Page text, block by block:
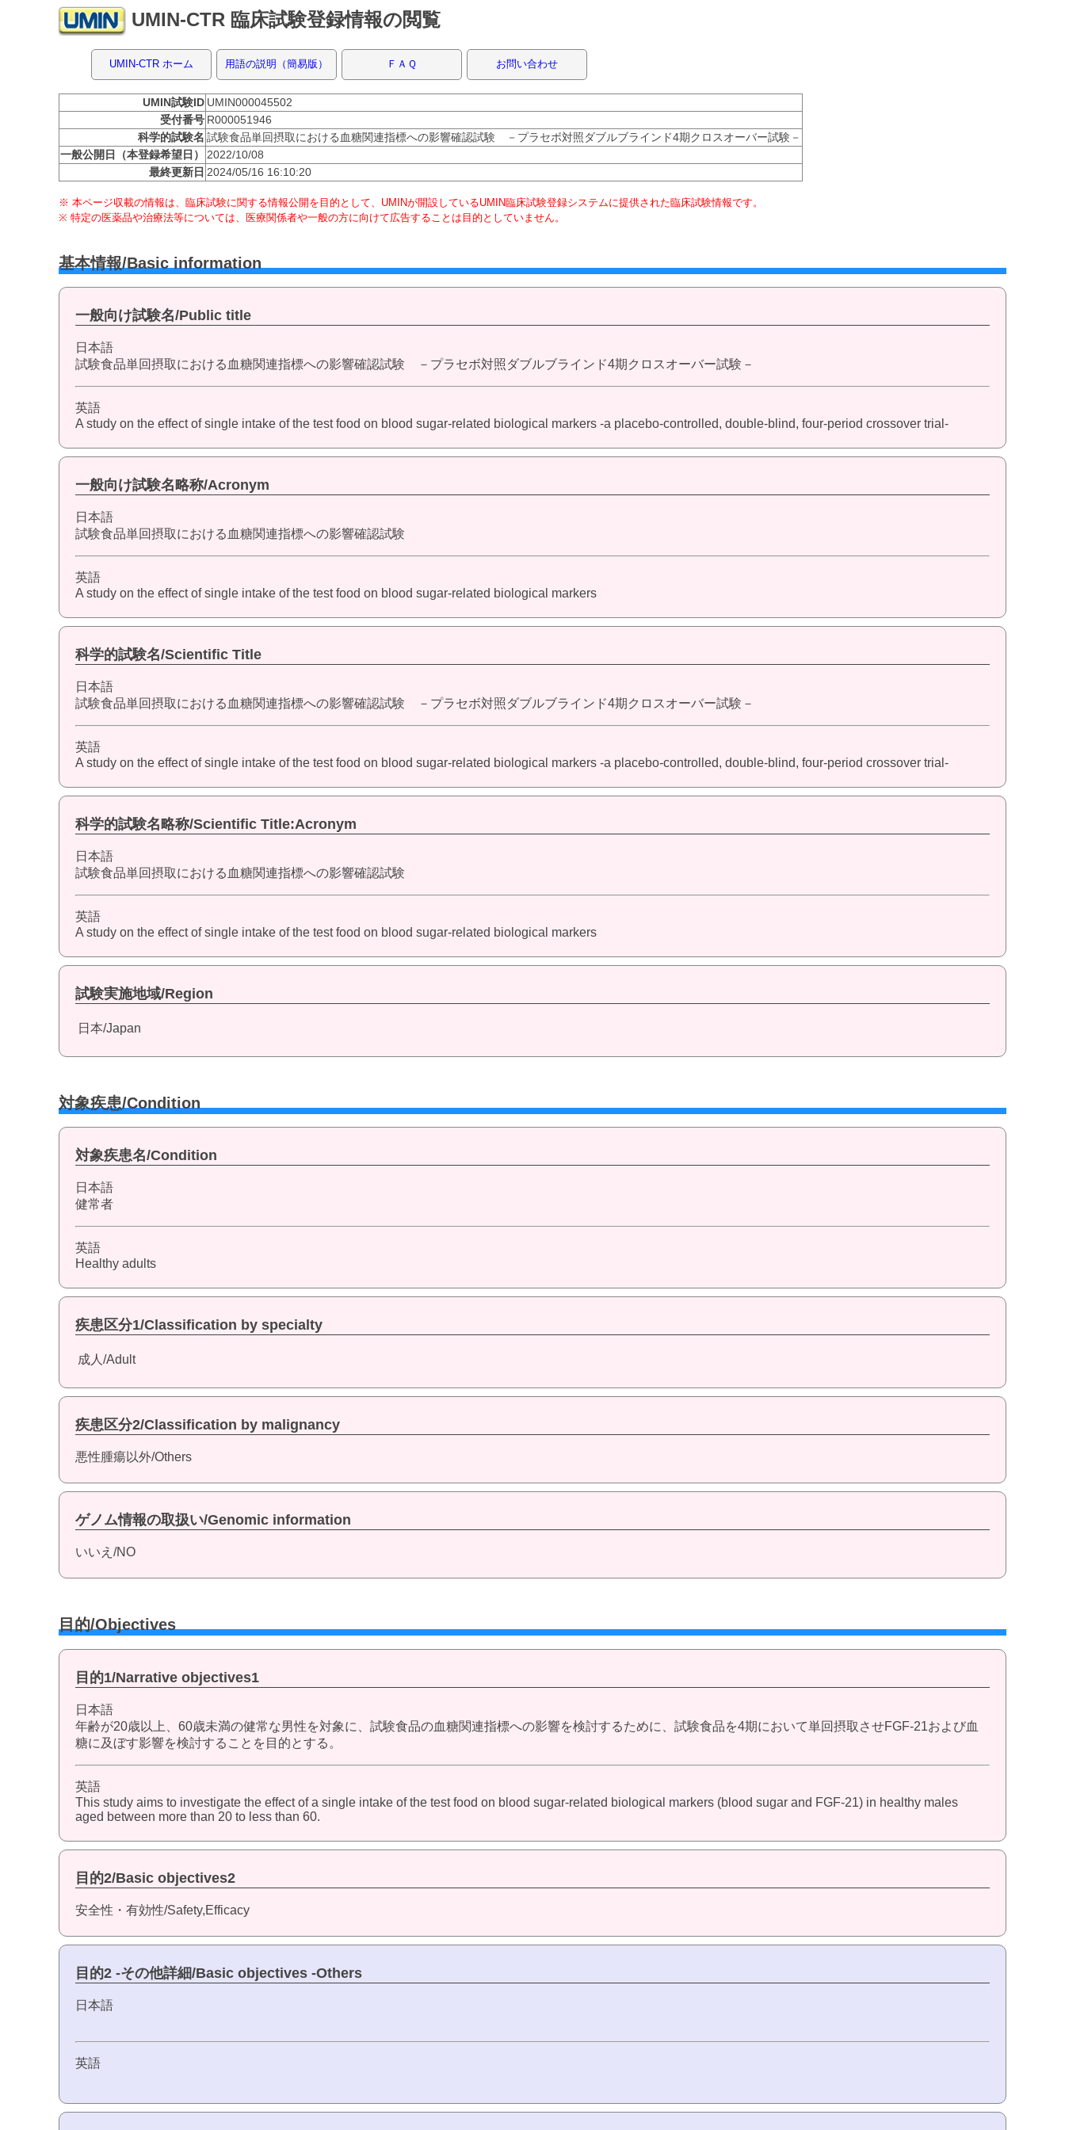
UMIN-CTR 臨床試験登録情報の閲覧
UMIN-CTR ホーム 用語の説明（簡易版） ＦＡＱ お問い合わせ
UMIN試験ID UMIN000045502
受付番号 R000051946
科学的試験名 試験食品単回摂取における血糖関連指標への影響確認試験 －プラセボ対照ダブルブラインド4期クロスオーバー試験－
一般公開日（本登録希望日）
2022/10/08
最終更新日 2024/05/16 16:10:20
※ 本ページ収載の情報は、臨床試験に関する情報公開を目的として、UMINが開設しているUMIN臨床試験登録システムに提供された臨床試験情報です。
※ 特定の医薬品や治療法等については、医療関係者や一般の方に向けて広告することは目的としていません。
基本情報/Basic information
一般向け試験名/Public title
日本語
試験食品単回摂取における血糖関連指標への影響確認試験 －プラセボ対照ダブルブラインド4期クロスオーバー試験－
英語
A study on the effect of single intake of the test food on blood sugar-related biological markers -a placebo-controlled, double-blind, four-period crossover trial-
一般向け試験名略称/Acronym
日本語
試験食品単回摂取における血糖関連指標への影響確認試験
英語
A study on the effect of single intake of the test food on blood sugar-related biological markers
科学的試験名/Scientific Title
日本語
試験食品単回摂取における血糖関連指標への影響確認試験 －プラセボ対照ダブルブラインド4期クロスオーバー試験－
英語
A study on the effect of single intake of the test food on blood sugar-related biological markers -a placebo-controlled, double-blind, four-period crossover trial-
科学的試験名略称/Scientific Title:Acronym
日本語
試験食品単回摂取における血糖関連指標への影響確認試験
英語
A study on the effect of single intake of the test food on blood sugar-related biological markers
試験実施地域/Region
日本/Japan
対象疾患/Condition
対象疾患名/Condition
日本語
健常者
英語
Healthy adults
疾患区分1/Classification by specialty
成人/Adult
疾患区分2/Classification by malignancy
悪性腫瘍以外/Others
ゲノム情報の取扱い/Genomic information
いいえ/NO
目的/Objectives
目的1/Narrative objectives1
日本語
年齢が20歳以上、60歳未満の健常な男性を対象に、試験食品の血糖関連指標への影響を検討するために、試験食品を4期において単回摂取させFGF-21および血
糖に及ぼす影響を検討することを目的とする。
英語
This study aims to investigate the effect of a single intake of the test food on blood sugar-related biological markers (blood sugar and FGF-21) in healthy males
aged between more than 20 to less than 60.
目的2/Basic objectives2
安全性・有効性/Safety,Efficacy
目的2 -その他詳細/Basic objectives -Others
日本語
英語